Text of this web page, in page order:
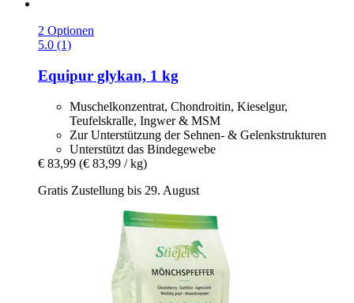
2 Optionen
5.0 (1)
Equipur glykan, 1 kg
Muschelkonzentrat, Chondroitin, Kieselgur,
Teufelskralle, Ingwer & MSM
Zur Unterstützung der Sehnen- & Gelenkstrukturen
Unterstützt das Bindegewebe
€ 83,99 (€ 83,99 / kg)
Gratis Zustellung bis 29. August